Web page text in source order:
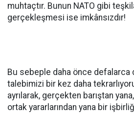
muhtaçtır. Bunun NATO gibi
gerçekleşmesi ise imkânsızdır!
Bu sebeple daha önce defalarca
talebimizi bir kez daha
ayrılarak, gerçekten barıştan
ortak yararlarından yana bir